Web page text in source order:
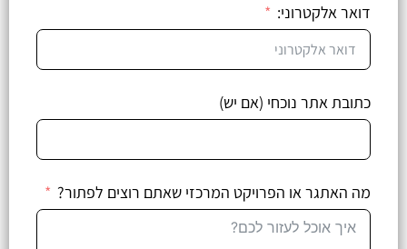
דואר אלקטרוני:
כתובת אתר נוכחי (אם יש)
מה האתגר או הפרויקט המרכזי שאתם רוצים לפתור?